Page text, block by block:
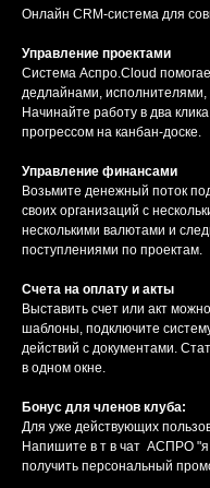
Онлайн CRM-система для
Управление проектами
Система Аспро.Cloud
дедлайнами, исполнителями,
Начинайте работу в два
прогрессом на канбан-доске.
Управление финансами
Возьмите денежный поток
своих организаций с
несколькими валютами и
поступлениями по проектам.
Счета на оплату и акты
Выставить счет или акт
шаблоны, подключите
действий с документами.
в одном окне.
Бонус для членов клуба:
Для уже действующих
Напишите в т в чат АСПРО "я
получить персональный